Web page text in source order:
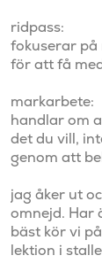
ridpass:
fokuserar
för att få
markarbete:
handlar om
det du vill,
genom att
jag åker ut
omnejd. Har
bäst kör vi
lektion i